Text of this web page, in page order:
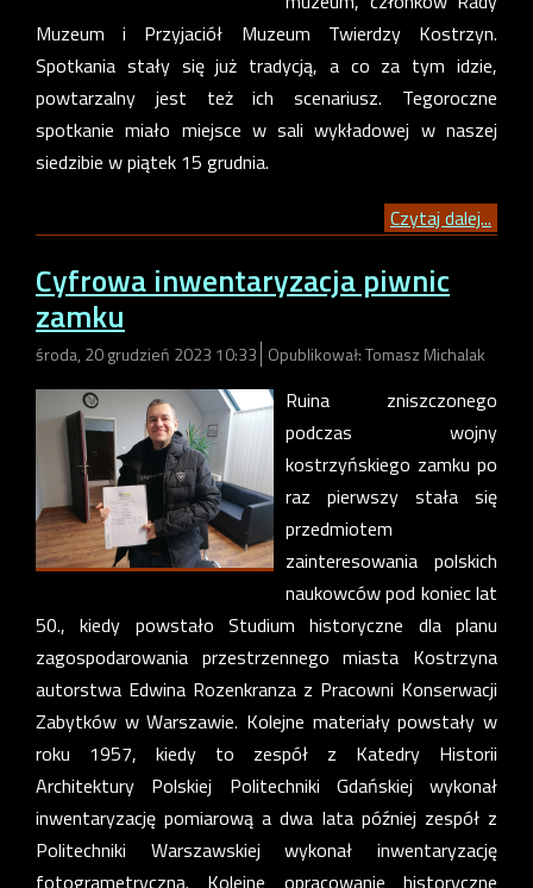
Muzeum i Przyjaciół Muzeum Twierdzy Kostrzyn.
Spotkania stały się już tradycją, a co za tym idzie,
powtarzalny jest też ich scenariusz. Tegoroczne
spotkanie miało miejsce w sali wykładowej w naszej
siedzibie w piątek 15 grudnia.
Czytaj dalej...
Cyfrowa inwentaryzacja piwnic
zamku
środa, 20 grudzień 2023 10:33 Opublikował: Tomasz Michalak
Ruina zniszczonego
podczas wojny
kostrzyńskiego zamku po
raz pierwszy stała się
przedmiotem
zainteresowania polskich
naukowców pod koniec lat
50., kiedy powstało Studium historyczne dla planu
zagospodarowania przestrzennego miasta Kostrzyna
autorstwa Edwina Rozenkranza z Pracowni Konserwacji
Zabytków w Warszawie. Kolejne materiały powstały w
roku 1957, kiedy to zespół z Katedry Historii
Architektury Polskiej Politechniki Gdańskiej wykonał
inwentaryzację pomiarową a dwa lata później zespół z
Politechniki Warszawskiej wykonał inwentaryzację
fotogrametryczną. Kolejne opracowanie historyczne